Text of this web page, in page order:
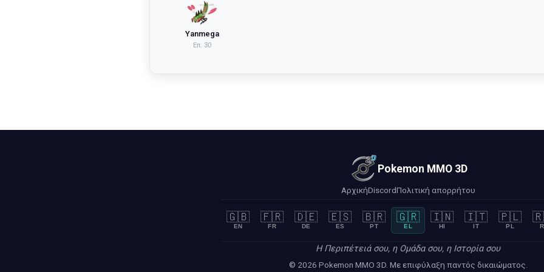
Yanmega
Επ. 30
Pokemon MMO 3D
ΑρχικήDiscordΠολιτική απορρήτου
🇬🇧
EN
🇫🇷
FR
🇩🇪
DE
🇪🇸
ES
🇧🇷
PT
🇬🇷
EL
🇮🇳
HI
🇮🇹
IT
🇵🇱
PL
Η Περιπέτειά σου, η Ομάδα σου, η Ιστορία σου
© 2026 Pokemon MMO 3D. Με επιφύλαξη παντός δικαιώματος.